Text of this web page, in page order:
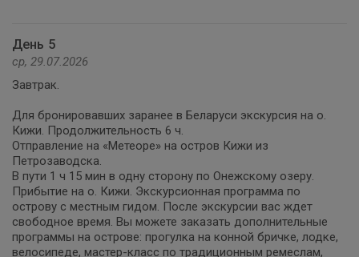
День 5
ср, 29.07.2026
Завтрак.
Для бронировавших заранее в Беларуси экскурсия на о.
Кижи. Продолжительность 6 ч.
Отправление на «Метеоре» на остров Кижи из
Петрозаводска.
В пути 1 ч 15 мин в одну сторону по Онежскому озеру.
Прибытие на о. Кижи. Экскурсионная программа по
острову с местным гидом. После экскурсии вас ждет
свободное время. Вы можете заказать дополнительные
программы на острове: прогулка на конной бричке, лодке,
велосипеде, мастер-класс по традиционным ремеслам,